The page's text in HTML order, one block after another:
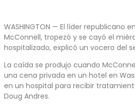
WASHINGTON — El líder republicano
McConnell, tropezó y se cayó el
hospitalizado, explicó un vocero del
La caída se produjo cuando
una cena privada en un hotel en
en un hospital para recibir
Doug Andres.